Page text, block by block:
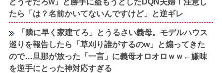
たら「は？名前かいてないんですけど」と逆ギレ
「隣に早く家建てろ」とうるさい義母。モデルハウス
巡りを報告したら「草刈り誰がするのw」と煽ってきた
ので…旦那が放った「一言」に義母オロオロｗｗ←嫌味
を逆手にとった神対応すぎる